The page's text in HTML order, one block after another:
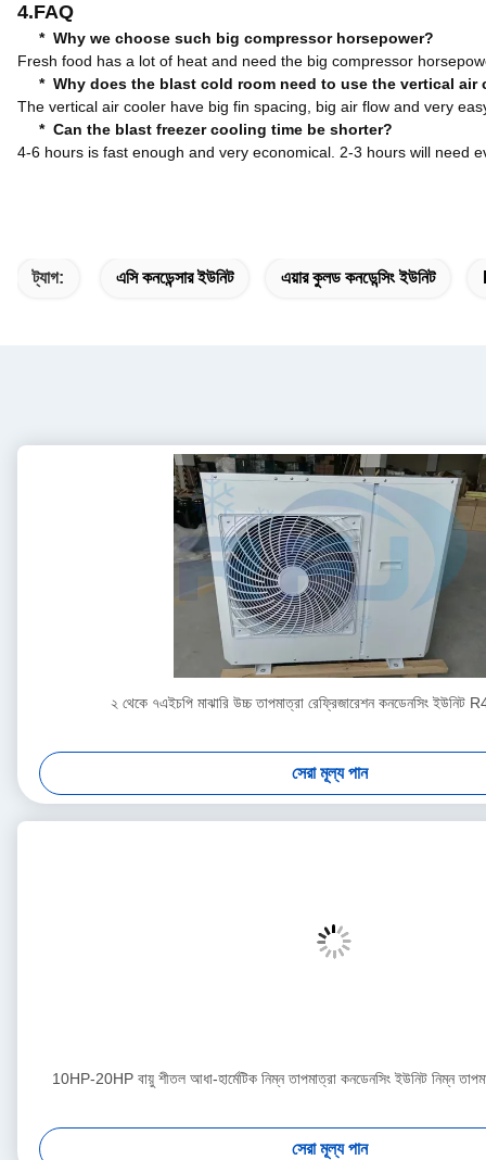
4.FAQ
* Why we choose such big compressor horsepower?
Fresh food has a lot of heat and need the big compressor
* Why does the blast cold room need to use the vertical air
The vertical air cooler have big fin spacing, big air flow and very
* Can the blast freezer cooling time be shorter?
4-6 hours is fast enough and very economical. 2-3 hours will need
ট্যাগ: এসি কনডেন্সার ইউনিট এয়ার কুলড কনডেন্সিং ইউনিট
২ থেকে ৭এইচপি মাঝারি উচ্চ তাপমাত্রা রেফ্রিজারেশন কনডেনসিং
সেরা মূল্য পান
10HP-20HP বায়ু শীতল আধা-হার্মেটিক নিম্ন তাপমাত্রা কনডেনসিং ইউনিট নিম্ন
সেরা মূল্য পান